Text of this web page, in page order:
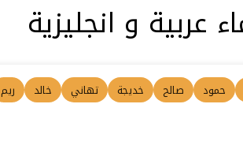
عربية و انجليزية
حمود صالح خديجة تهاني خالد ريم